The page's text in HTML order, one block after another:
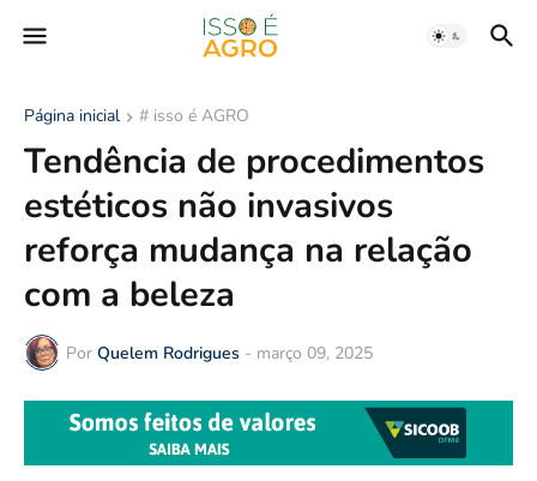
Página inicial # isso é AGRO
Tendência de procedimentos
estéticos não invasivos
reforça mudança na relação
com a beleza
Por Quelem Rodrigues - março 09, 2025